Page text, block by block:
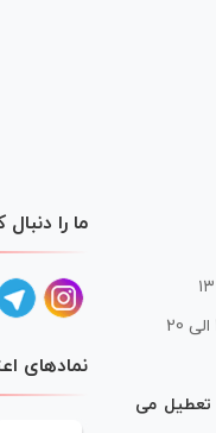
تعطیل می
ما را دنبال
نمادهای